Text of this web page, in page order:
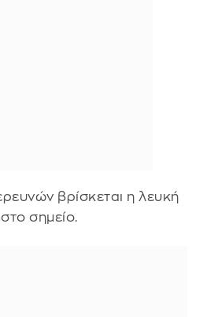
βρίσκεται η λευκή
σημείο.